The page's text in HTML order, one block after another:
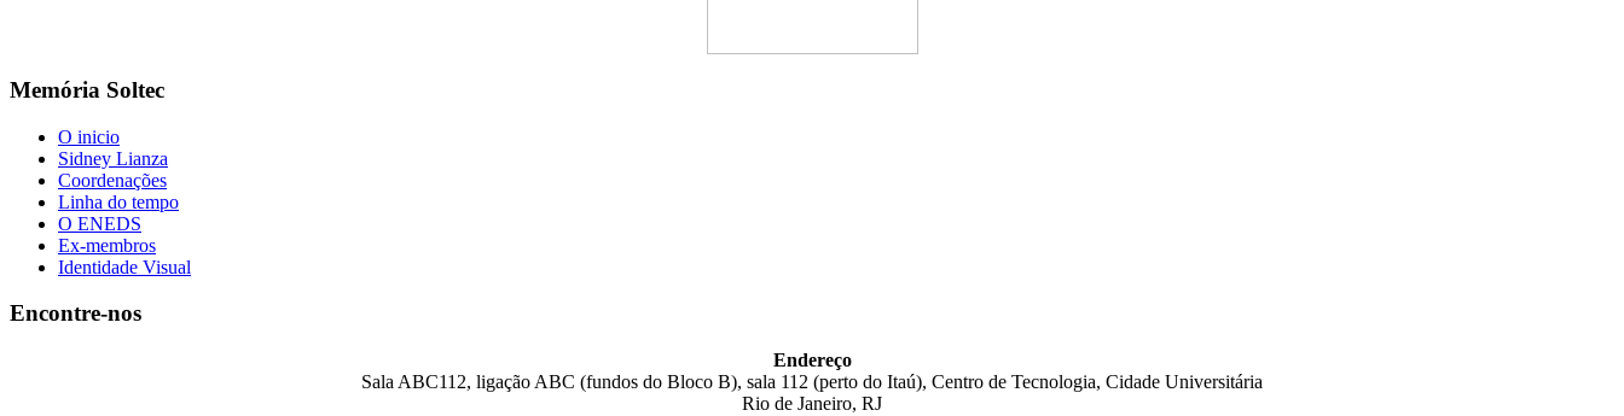
Memória Soltec
O inicio
Sidney Lianza
Coordenações
Linha do tempo
O ENEDS
Ex-membros
Identidade Visual
Encontre-nos
Endereço
Sala ABC112, ligação ABC (fundos do Bloco B), sala 112 (perto do Itaú), Centro de Tecnologia, Cidade Universitária
Rio de Janeiro, RJ